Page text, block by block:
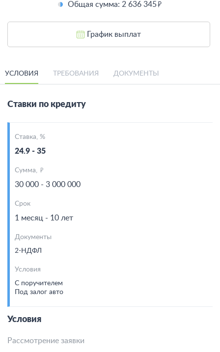
Общая сумма: 2 636 345
График выплат
УСЛОВИЯ ТРЕБОВАНИЯ ДОКУМЕНТЫ
Ставки по кредиту
Ставка, %
24.9 - 35
Сумма,
30 000 - 3 000 000
Срок
1 месяц - 10 лет
Документы
2-НДФЛ
Условия
С поручителем
Под залог авто
Условия
Рассмотрение заявки